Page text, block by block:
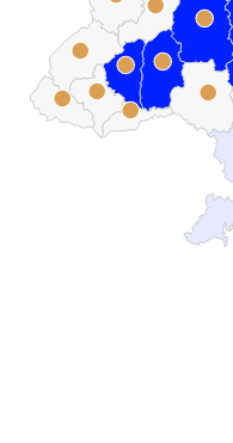
●
●
●
●
●
●
●
●
●
●
●
●
●
●
●
● ●
●